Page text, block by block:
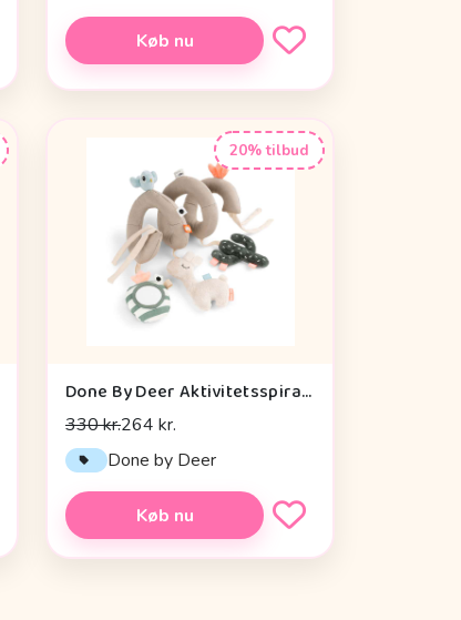
Køb nu
20% tilbud
Done By Deer Aktivitetsspiral - Lalee Sand
330 kr.264 kr.
Done by Deer
Køb nu